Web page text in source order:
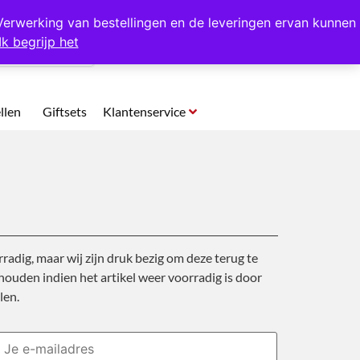
van bestellingen en de leveringen ervan kunnen
Ik begrijp het
te halen in Hansweert
Giftsets Klantenservice
maar wij zijn druk bezig om deze terug te
indien het artikel weer voorradig is door